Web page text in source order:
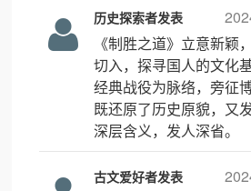
历史探索者发表
《制胜之道》立意新颖
切入，探寻国人的文化
经典战役为脉络，旁征
既还原了历史原貌，又
深层含义，发人深省。
古文爱好者发表